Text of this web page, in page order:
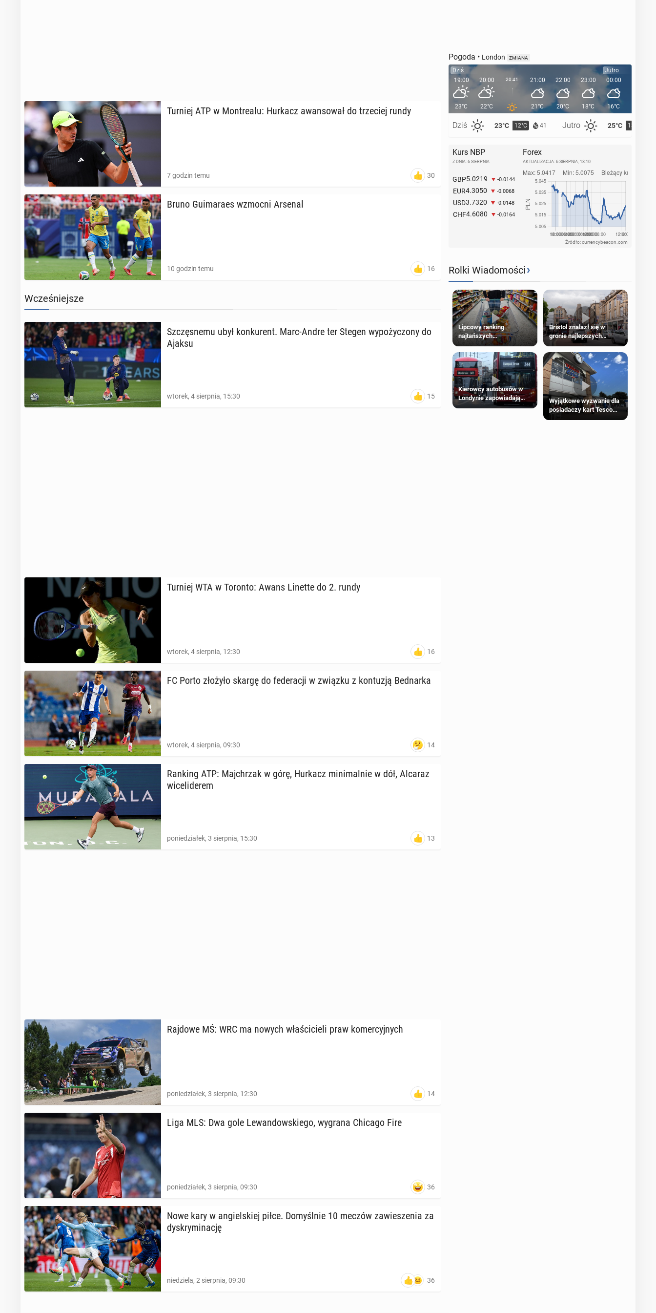
Turniej ATP w Mont­re­alu: Hurkacz awan­so­wał do trze­ciej rundy
7 godzin temu 30
Bruno Gu­ima­ra­es wzmocni Arsenal
10 godzin temu 16
Wcześniejsze
Szczę­sne­mu ubył kon­ku­rent. Marc-Andre ter Stegen wy­po­ży­czo­ny do
Ajaksu
wtorek, 4 sierpnia, 15:30 15
Turniej WTA w Toronto: Awans Linette do 2. rundy
wtorek, 4 sierpnia, 12:30 16
FC Porto złożyło skargę do fe­de­ra­cji w związku z kon­tu­zją Bed­nar­ka
wtorek, 4 sierpnia, 09:30 14
Ranking ATP: Maj­chrzak w górę, Hurkacz mi­ni­mal­nie w dół, Alcaraz
wi­ce­li­de­rem
poniedziałek, 3 sierpnia, 15:30 13
Rajdowe MŚ: WRC ma nowych wła­ści­cie­li praw ko­mer­cyj­nych
poniedziałek, 3 sierpnia, 12:30 14
Liga MLS: Dwa gole Le­wan­dow­skie­go, wygrana Chicago Fire
poniedziałek, 3 sierpnia, 09:30 36
Nowe kary w an­giel­skiej piłce. Do­myśl­nie 10 meczów za­wie­sze­nia za
dys­kry­mi­na­cję
niedziela, 2 sierpnia, 09:30 36
Pogoda • London ZMIANA
Dziś
19:00
23°C
Dziś 23°C 12°C 41 Jutro 25°C 13°C
20:00
22°C
20:41 21:00
21°C
22:00
20°C
23:00
18°C
Jutro
00:00
16°C
Kurs NBP
Z DNIA: 6 SIERPNIA
GBP5.0219 -0.0144
EUR4.3050 -0.0068
USD3.7320 -0.0148
CHF4.6080 -0.0164
Forex
AKTUALIZACJA: 6 SIERPNIA, 18:10
Źródło: currencybeacon.com
Rolki Wiadomości›
Lipcowy ranking
najtańszych
supermarketów
Bristol znalazł się w
gronie najlepszych
kierunków podróży na
świecie
Kierowcy autobusów w
Londynie zapowiadają
strajki
Wyjątkowe wyzwanie dla
posiadaczy kart Tesco
Clubcard!